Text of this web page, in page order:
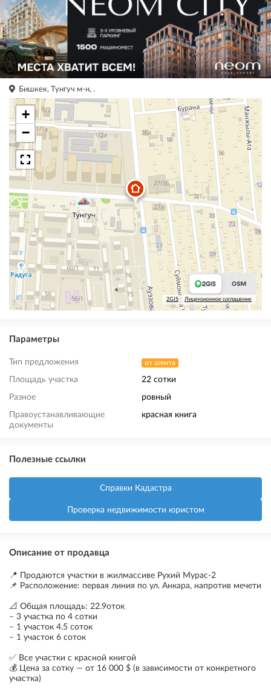
Бишкек, Тунгуч м-н, .
+
−
2GIS Лицензионное соглашение
Параметры
Тип предложения от агента
Площадь участка 22 сотки
Разное ровный
Правоустанавливающие
документы
красная книга
Полезные ссылки
Справки Кадастра
Проверка недвижимости юристом
Описание от продавца
📍 Продаются участки в жилмассиве Рухий Мурас-2
📌 Расположение: первая линия по ул. Анкара, напротив мечети
📐 Общая площадь: 22.9оток
– 3 участка по 4 сотки
– 1 участок 4.5 соток
– 1 участок 6 соток
✅ Все участки с красной книгой
💰 Цена за сотку — от 16 000 $ (в зависимости от конкретного
участка)